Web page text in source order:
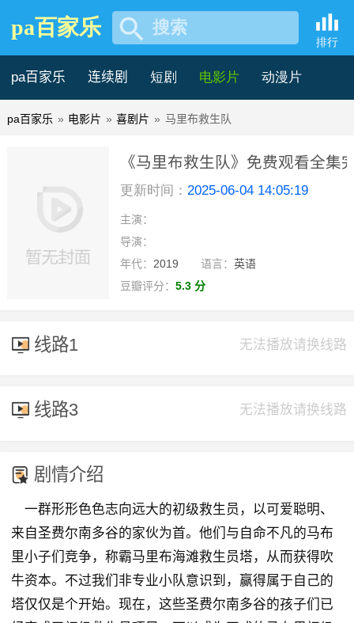
pa百家乐 搜索
排行
pa百家乐 连续剧 短剧 电影片 动漫片
记录片 综艺片
pa百家乐 » 电影片 » 喜剧片 » 马里布救生队
《马里布救生队》免费观看全集
乐
更新时间： 2025-06-04 14:05:19
主演：
导演：
年代： 2019 语言： 英语
豆瓣评分： 5.3 分
线路1 无法播放请换线路
线路3 无法播放请换线路
剧情介绍
一群形形色色志向远大的初级救生员，以可爱聪明、
来自圣费尔南多谷的家伙为首。他们与自命不凡的马布
里小子们竞争，称霸马里布海滩救生员塔，从而获得吹
牛资本。不过我们非专业小队意识到，赢得属于自己的
塔仅仅是个开始。现在，这些圣费尔南多谷的孩子们已